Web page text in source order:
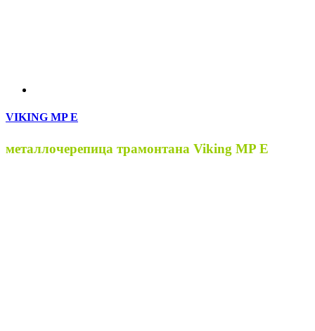
VIKING MP E
металлочерепица трамонтана Viking MP E